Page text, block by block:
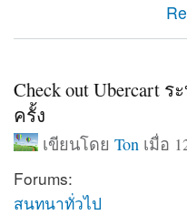
about ยากจะเเยกหน้า
Check out Ubercart
ครั้ง
เขียนโดย Ton เมื่อ
Forums:
สนทนาทั่วไป